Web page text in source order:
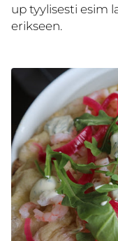
up tyylisesti esim
erikseen.